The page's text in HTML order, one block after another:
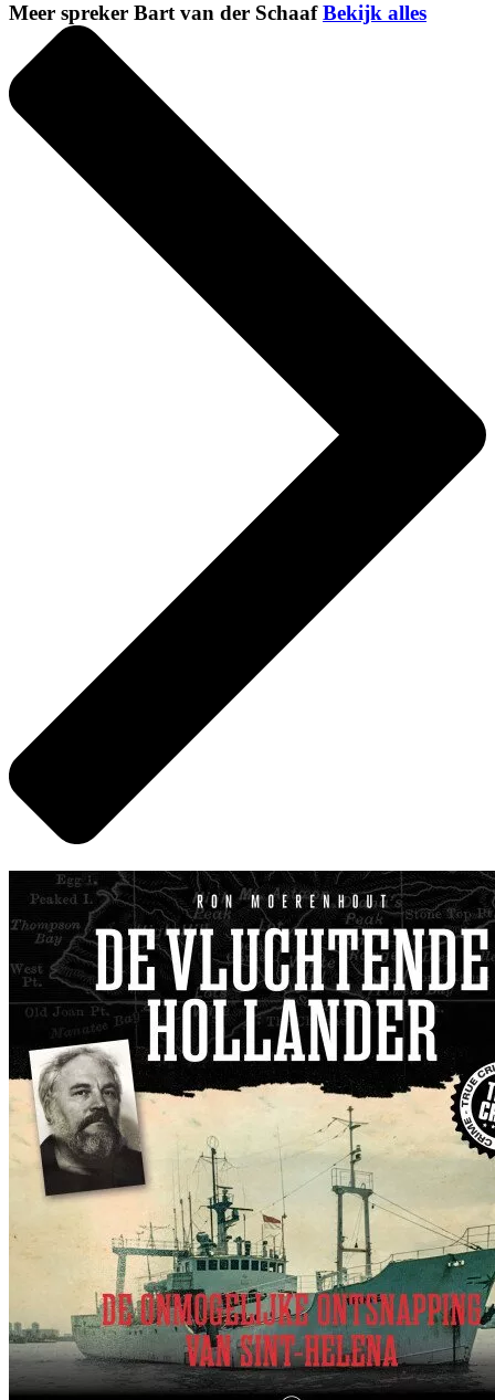
Meer spreker Bart van der SchaafBekijk alles